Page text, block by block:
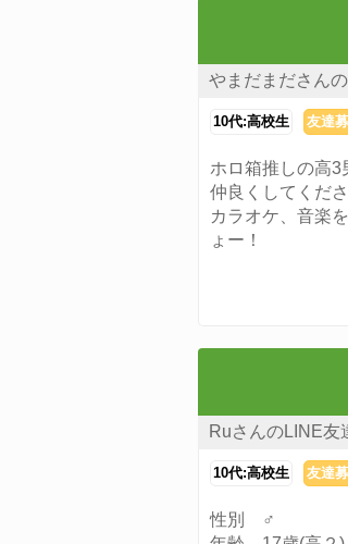
やまだまださん
10代:高校生 友達
ホロ箱推しの高3
仲良くしてくださ
カラオケ、音楽
ょー！
RuさんのLINE友
10代:高校生 友達
性別 ♂